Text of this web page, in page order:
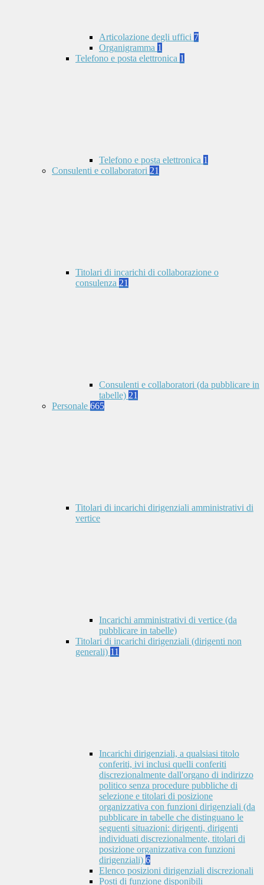
Articolazione degli uffici 7
Organigramma 1
Telefono e posta elettronica 1
Telefono e posta elettronica 1
Consulenti e collaboratori 21
Titolari di incarichi di collaborazione o
consulenza 21
Consulenti e collaboratori (da pubblicare in
tabelle) 21
Personale 665
Titolari di incarichi dirigenziali amministrativi di
vertice
Incarichi amministrativi di vertice (da
pubblicare in tabelle)
Titolari di incarichi dirigenziali (dirigenti non
generali) 11
Incarichi dirigenziali, a qualsiasi titolo
conferiti, ivi inclusi quelli conferiti
discrezionalmente dall'organo di indirizzo
politico senza procedure pubbliche di
selezione e titolari di posizione
organizzativa con funzioni dirigenziali (da
pubblicare in tabelle che distinguano le
seguenti situazioni: dirigenti, dirigenti
individuati discrezionalmente, titolari di
posizione organizzativa con funzioni
dirigenziali) 6
Elenco posizioni dirigenziali discrezionali
Posti di funzione disponibili